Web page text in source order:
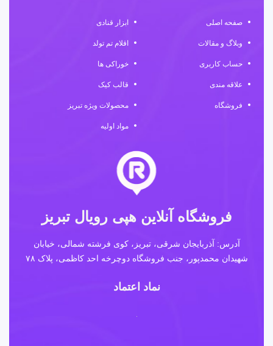
صفحه اصلی
وبلاگ و مقالات
حساب کاربری
علاقه مندی
فروشگاه
ابزار قنادی
اقلام تم تولد
خوراکی ها
قالب کیک
محصولات ویژه تبریز
مواد اولیه
فروشگاه آنلاین هپی رویال تبریز
آدرس: آذربایجان شرقی، تبریز، کوی فرشته شمالی، خیابان
شهیدان محمدپور، جنب فروشگاه دوچرخه احد کاظمی، پلاک ۷۸
نماد اعتماد